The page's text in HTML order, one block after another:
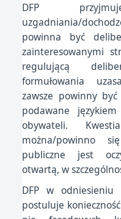
DFP
uzgadniania/
powinna być
zainteresowanymi
regulującą
formułowania
zawsze powinny
podawane
obywateli.
można/powinno
publiczne jest
otwartą, w
DFP w odniesieniu
postuluje